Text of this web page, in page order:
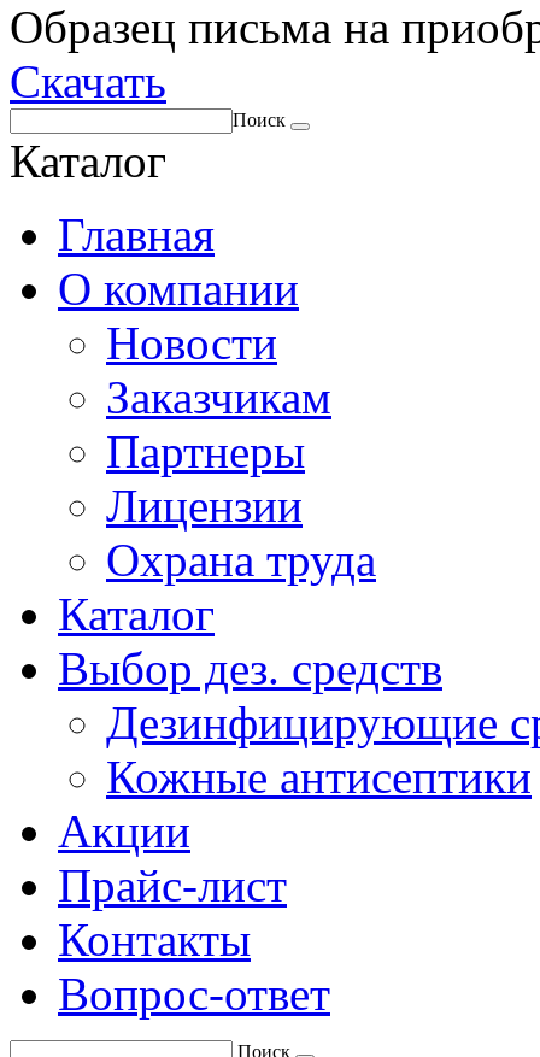
Образец письма на
Скачать
Поиск
Каталог
Главная
О компании
Новости
Заказчикам
Партнеры
Лицензии
Охрана труда
Каталог
Выбор дез. средств
Дезинфицирующие
Кожные антисептики
Акции
Прайс-лист
Контакты
Вопрос-ответ
Поиск